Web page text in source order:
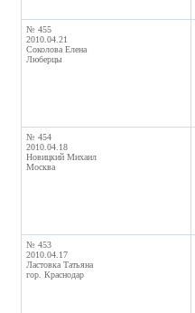
№ 455
2010.04.21
Соколова Елена
Люберцы
№ 454
2010.04.18
Новицкий Михаил
Москва
№ 453
2010.04.17
Ластовка Татьяна
гор. Краснодар